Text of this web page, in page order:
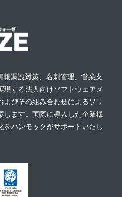
漏洩対策、名刺管理、営業支
する法人向けソフトウェアメ
びその組み合わせによるソリ
します。実際に導入した企業様
ハンモックがサポートいたし